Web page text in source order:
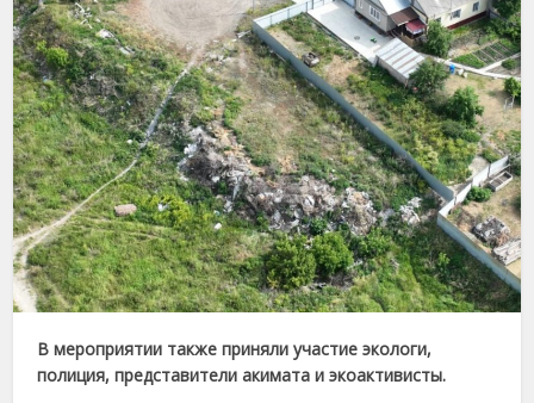
В мероприятии также приняли участие экологи,
полиция, представители акимата и экоактивисты.